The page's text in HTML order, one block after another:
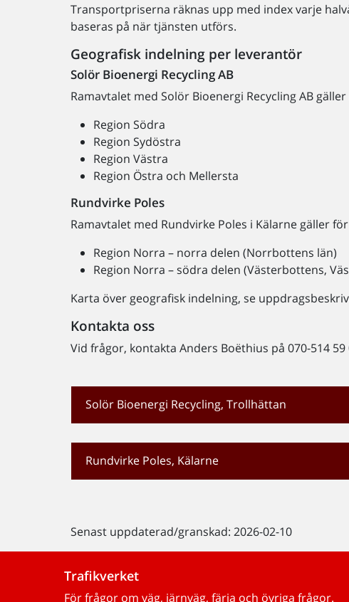
Transportpriserna räknas upp med index varje
baseras på när tjänsten utförs.
Geografisk indelning per leverantör
Solör Bioenergi Recycling AB
Ramavtalet med Solör Bioenergi Recycling AB
Region Södra
Region Sydöstra
Region Västra
Region Östra och Mellersta
Rundvirke Poles
Ramavtalet med Rundvirke Poles i Kälarne gäller
Region Norra – norra delen (Norrbottens län)
Region Norra – södra delen (Västerbottens,
Karta över geografisk indelning, se
Kontakta oss
Vid frågor, kontakta Anders Boëthius på 070-514
Solör Bioenergi Recycling, Trollhättan
Rundvirke Poles, Kälarne
Senast uppdaterad/granskad: 2026-02-10
Trafikverket
För frågor om väg, järnväg, färja och övriga frågor.